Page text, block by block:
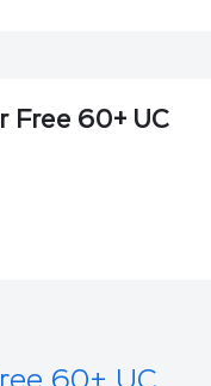
Free 60+ UC